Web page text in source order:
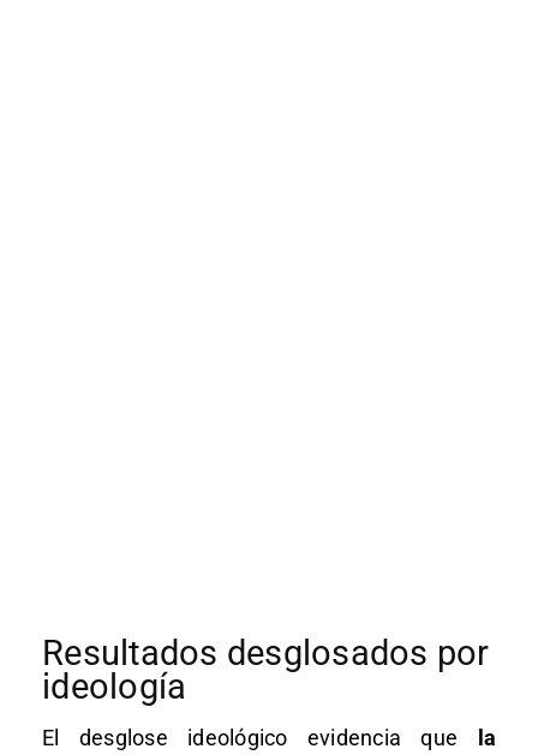
Resultados desglosados por
ideología
El desglose ideológico evidencia que
la